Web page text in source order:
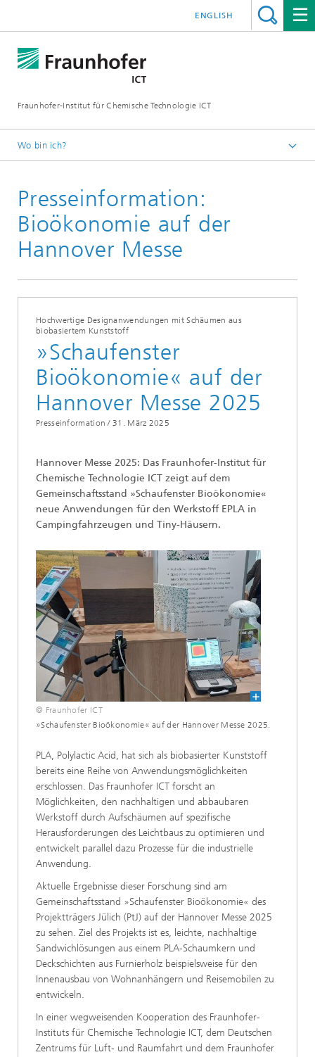
Fraunhofer-Institut für Chemische Technologie ICT
ENGLISH
Wo bin ich?
Presseinformation:
Bioökonomie auf der
Hannover Messe
Hochwertige Designanwendungen mit Schäumen aus
biobasiertem Kunststoff
»Schaufenster
Bioökonomie« auf der
Hannover Messe 2025
Presseinformation / 31. März 2025
Hannover Messe 2025: Das Fraunhofer-Institut für
Chemische Technologie ICT zeigt auf dem
Gemeinschaftsstand »Schaufenster Bioökonomie«
neue Anwendungen für den Werkstoff EPLA in
Campingfahrzeugen und Tiny-Häusern.
© Fraunhofer ICT
»Schaufenster Bioökonomie« auf der Hannover Messe 2025.
PLA, Polylactic Acid, hat sich als biobasierter Kunststoff
bereits eine Reihe von Anwendungsmöglichkeiten
erschlossen. Das Fraunhofer ICT forscht an
Möglichkeiten, den nachhaltigen und abbaubaren
Werkstoff durch Aufschäumen auf spezifische
Herausforderungen des Leichtbaus zu optimieren und
entwickelt parallel dazu Prozesse für die industrielle
Anwendung.
Aktuelle Ergebnisse dieser Forschung sind am
Gemeinschaftsstand »Schaufenster Bioökonomie« des
Projektträgers Jülich (PtJ) auf der Hannover Messe 2025
zu sehen. Ziel des Projekts ist es, leichte, nachhaltige
Sandwichlösungen aus einem PLA-Schaumkern und
Deckschichten aus Furnierholz beispielsweise für den
Innenausbau von Wohnanhängern und Reisemobilen zu
entwickeln.
In einer wegweisenden Kooperation des Fraunhofer-
Instituts für Chemische Technologie ICT, dem Deutschen
Zentrums für Luft- und Raumfahrt und dem Fraunhofer